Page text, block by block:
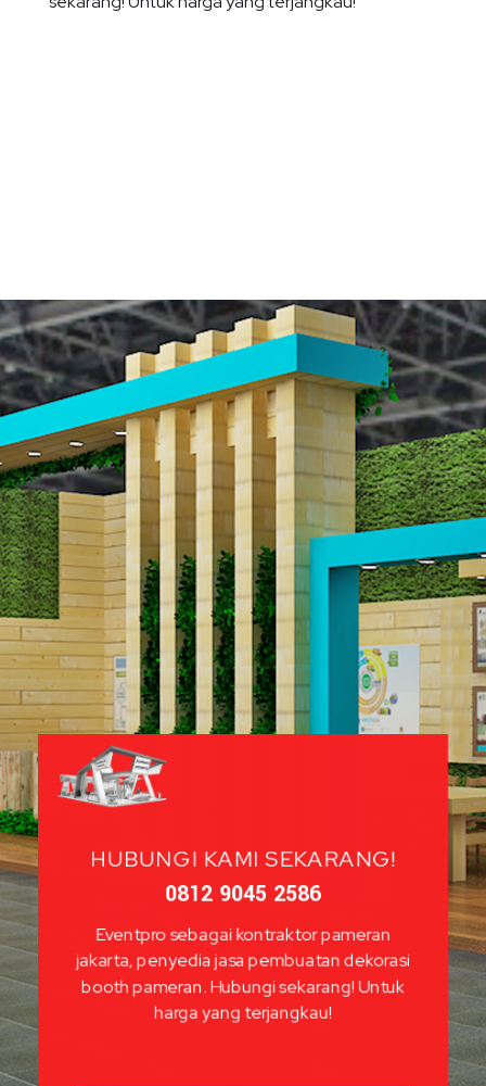
HUBUNGI KAMI SEKARANG!
0812 9045 2586
Eventpro sebagai kontraktor pameran
jakarta, penyedia jasa pembuatan dekorasi
booth pameran. Hubungi sekarang! Untuk
harga yang terjangkau!